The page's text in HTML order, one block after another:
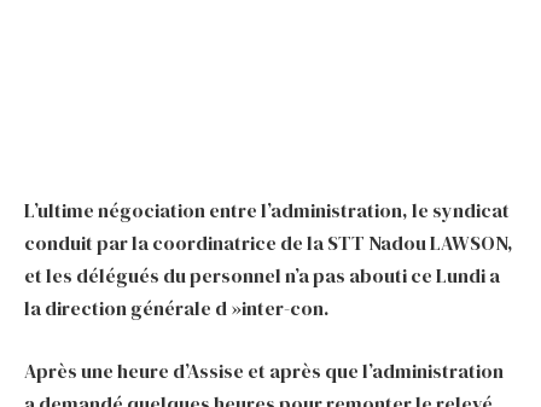
L’ultime négociation entre l’administration, le syndicat
conduit par la coordinatrice de la STT Nadou LAWSON,
et les délégués du personnel n’a pas abouti ce Lundi a
la direction générale d »inter-con.
Après une heure d’Assise et après que l’administration